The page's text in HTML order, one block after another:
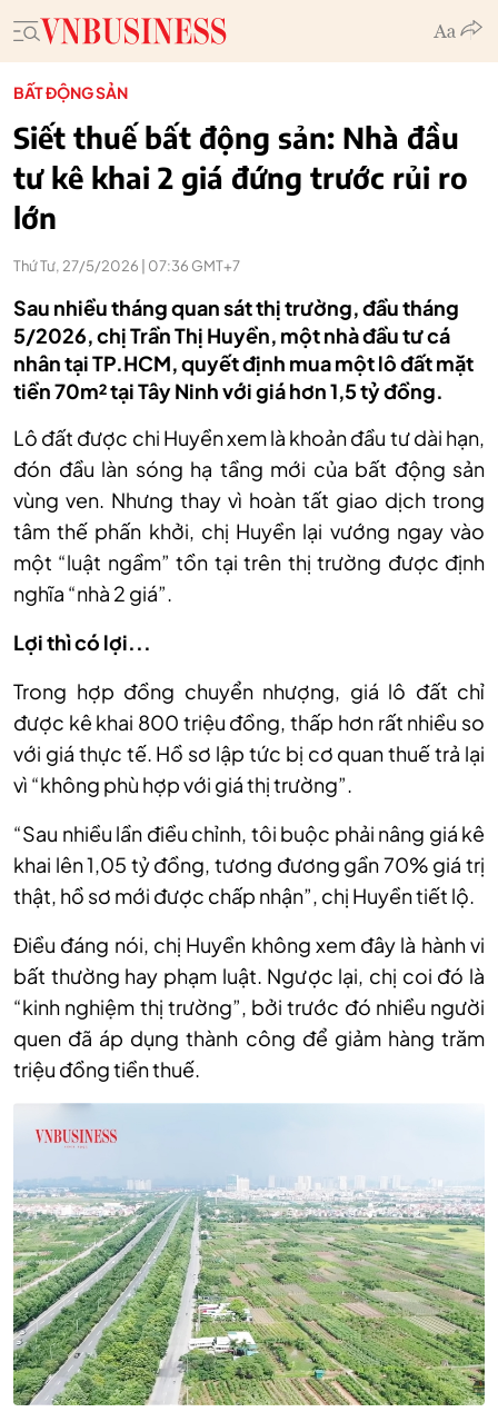
BẤT ĐỘNG SẢN
Siết thuế bất động sản: Nhà đầu
tư kê khai 2 giá đứng trước rủi ro
lớn
Thứ Tư, 27/5/2026 | 07:36 GMT+7
Sau nhiều tháng quan sát thị trường, đầu tháng
5/2026, chị Trần Thị Huyền, một nhà đầu tư cá
nhân tại TP.HCM, quyết định mua một lô đất mặt
tiền 70m² tại Tây Ninh với giá hơn 1,5 tỷ đồng.
Lô đất được chi Huyền xem là khoản đầu tư dài hạn,
đón đầu làn sóng hạ tầng mới của bất động sản
vùng ven. Nhưng thay vì hoàn tất giao dịch trong
tâm thế phấn khởi, chị Huyền lại vướng ngay vào
một “luật ngầm” tồn tại trên thị trường được định
nghĩa “nhà 2 giá”.
Lợi thì có lợi...
Trong hợp đồng chuyển nhượng, giá lô đất chỉ
được kê khai 800 triệu đồng, thấp hơn rất nhiều so
với giá thực tế. Hồ sơ lập tức bị cơ quan thuế trả lại
vì “không phù hợp với giá thị trường”.
“Sau nhiều lần điều chỉnh, tôi buộc phải nâng giá kê
khai lên 1,05 tỷ đồng, tương đương gần 70% giá trị
thật, hồ sơ mới được chấp nhận”, chị Huyền tiết lộ.
Điều đáng nói, chị Huyền không xem đây là hành vi
bất thường hay phạm luật. Ngược lại, chị coi đó là
“kinh nghiệm thị trường”, bởi trước đó nhiều người
quen đã áp dụng thành công để giảm hàng trăm
triệu đồng tiền thuế.